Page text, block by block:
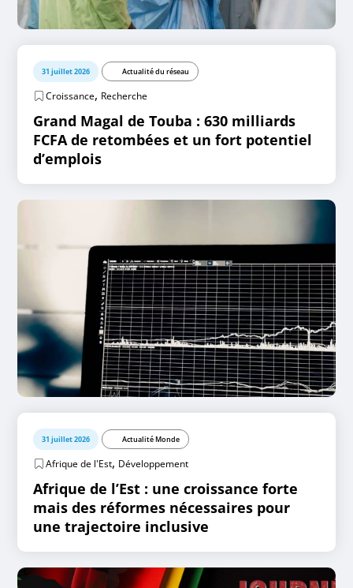
31 juillet 2026 Actualité du réseau
Croissance, Recherche
Grand Magal de Touba : 630 milliards
FCFA de retombées et un fort potentiel
d’emplois
31 juillet 2026 Actualité Monde
Afrique de l'Est, Développement
Afrique de l’Est : une croissance forte
mais des réformes nécessaires pour
une trajectoire inclusive